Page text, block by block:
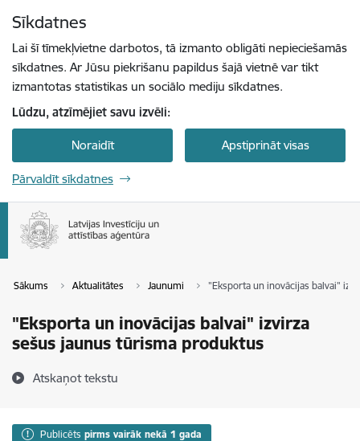
Sīkdatnes
Lai šī tīmekļvietne darbotos, tā izmanto obligāti nepieciešamās
sīkdatnes. Ar Jūsu piekrišanu papildus šajā vietnē var tikt
izmantotas statistikas un sociālo mediju sīkdatnes.
Lūdzu, atzīmējiet savu izvēli:
Noraidīt Apstiprināt visas
Pārvaldīt sīkdatnes
Sākums Aktualitātes Jaunumi "Eksporta un inovācijas balvai"
"Eksporta un inovācijas balvai" izvirza
sešus jaunus tūrisma produktus
Atskaņot tekstu
Publicēts pirms vairāk nekā 1 gada